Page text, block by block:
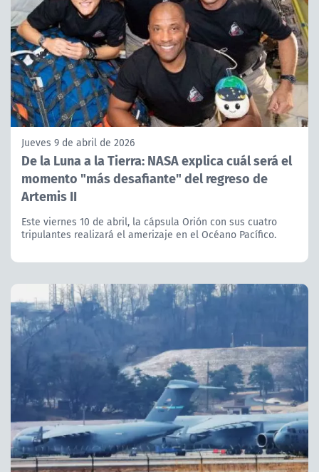
Jueves 9 de abril de 2026
De la Luna a la Tierra: NASA explica cuál será el
momento "más desafiante" del regreso de
Artemis II
Este viernes 10 de abril, la cápsula Orión con sus cuatro
tripulantes realizará el amerizaje en el Océano Pacífico.